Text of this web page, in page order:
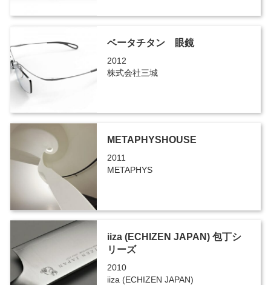
ベータチタン 眼鏡
2012
株式会社三城
METAPHYSHOUSE
2011
METAPHYS
iiza (ECHIZEN JAPAN) 包丁シ
リーズ
2010
iiza (ECHIZEN JAPAN)